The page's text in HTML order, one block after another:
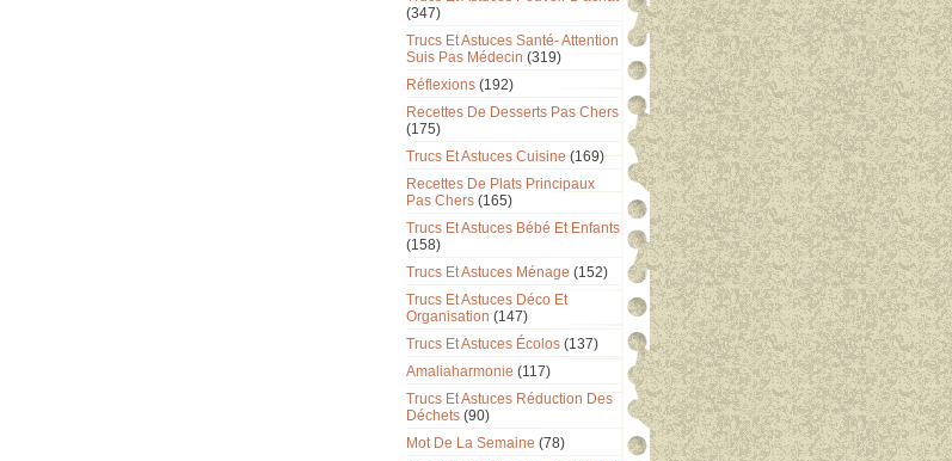
(347)
Trucs Et Astuces Santé- Attention
Suis Pas Médecin (319)
Réflexions (192)
Recettes De Desserts Pas Chers
(175)
Trucs Et Astuces Cuisine (169)
Recettes De Plats Principaux
Pas Chers (165)
Trucs Et Astuces Bébé Et Enfants
(158)
Trucs Et Astuces Ménage (152)
Trucs Et Astuces Déco Et
Organisation (147)
Trucs Et Astuces Écolos (137)
Amaliaharmonie (117)
Trucs Et Astuces Réduction Des
Déchets (90)
Mot De La Semaine (78)